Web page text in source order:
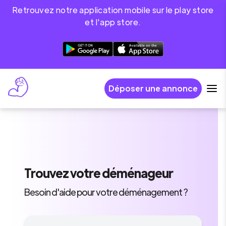
Retrouvez notre application mobile sur le play store
et l'app store.
Déposer une annonce
Trouvezvotre déménageur
Besoin d'aide pour votre déménagement ?